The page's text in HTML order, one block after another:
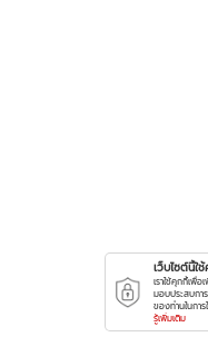
เว็บไซต์นี้ใ
เราใช้คุกกี้เพื่อ
มอบประสบก
ของท่านในการ
รู้เพิ่มเติม